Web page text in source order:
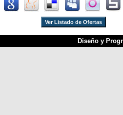
Ver Listado de Ofertas
Diseño y